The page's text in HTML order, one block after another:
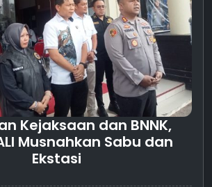
Kejaksaan dan BNNK,
Musnahkan Sabu dan
Ekstasi